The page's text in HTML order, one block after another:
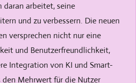
arbeitet, seine
und zu verbessern. Die neuen
versprechen nicht nur eine
und Benutzerfreundlichkeit,
Integration von KI und Smart-
Mehrwert für die Nutzer